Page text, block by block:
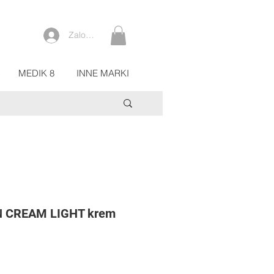
Zaloguj się
MEDIK 8 INNE MARKI
CREAM LIGHT krem